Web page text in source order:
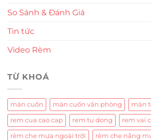
So Sánh & Đánh Giá
Tin tức
Video Rèm
TỪ KHOÁ
màn cuốn màn cuốn văn phòng màn
rem cua cao cap rem tu dong rem vai
rèm che mưa ngoài trời rèm che nắng